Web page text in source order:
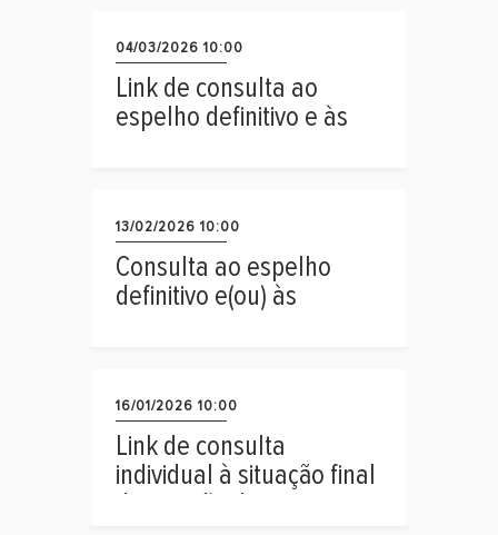
04/03/2026 10:00
Link de consulta ao
espelho definitivo e às
2ª etapa
13/02/2026 10:00
Consulta ao espelho
definitivo e(ou) às
1.ª etapa
16/01/2026 10:00
Link de consulta
individual à situação final